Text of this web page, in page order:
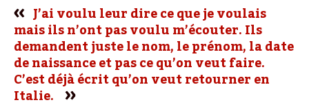
J’ai voulu leur dire ce que je voulais
mais ils n’ont pas voulu m’écouter. Ils
demandent juste le nom, le prénom, la date
de naissance et pas ce qu’on veut faire.
C’est déjà écrit qu’on veut retourner en
Italie.